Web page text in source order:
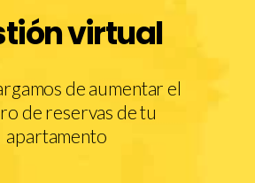
virtual
de aumentar el
de reservas de tu
apartamento